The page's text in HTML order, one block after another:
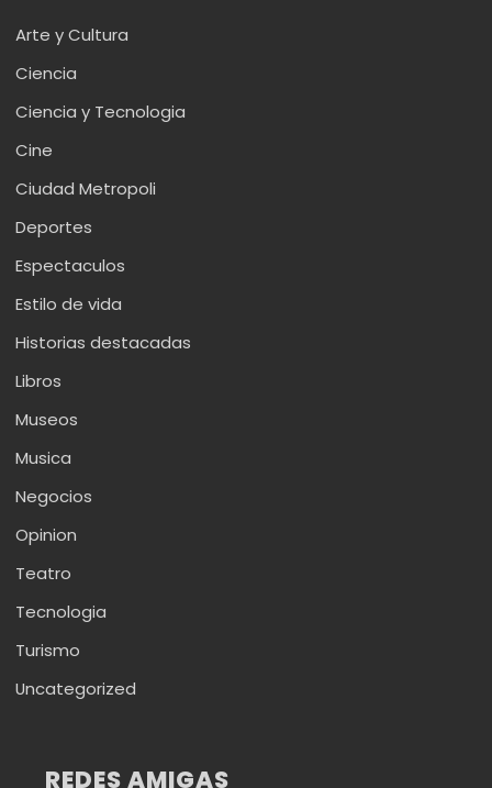
Arte y Cultura
Ciencia
Ciencia y Tecnologia
Cine
Ciudad Metropoli
Deportes
Espectaculos
Estilo de vida
Historias destacadas
Libros
Museos
Musica
Negocios
Opinion
Teatro
Tecnologia
Turismo
Uncategorized
REDES AMIGAS